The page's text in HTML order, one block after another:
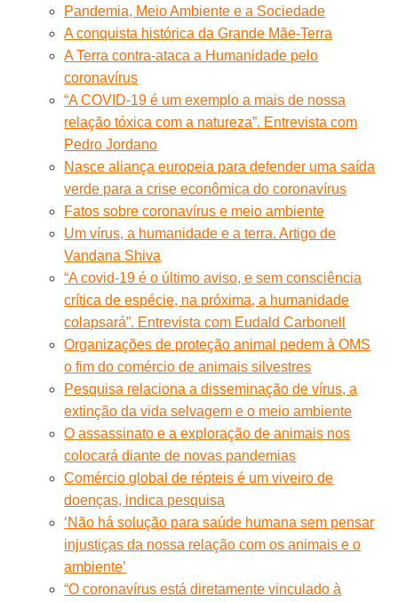
Pandemia, Meio Ambiente e a Sociedade
A conquista histórica da Grande Mãe-Terra
A Terra contra-ataca a Humanidade pelo
coronavírus
“A COVID-19 é um exemplo a mais de nossa
relação tóxica com a natureza”. Entrevista com
Pedro Jordano
Nasce aliança europeia para defender uma saída
verde para a crise econômica do coronavírus
Fatos sobre coronavírus e meio ambiente
Um vírus, a humanidade e a terra. Artigo de
Vandana Shiva
“A covid-19 é o último aviso, e sem consciência
crítica de espécie, na próxima, a humanidade
colapsará”. Entrevista com Eudald Carbonell
Organizações de proteção animal pedem à OMS
o fim do comércio de animais silvestres
Pesquisa relaciona a disseminação de vírus, a
extinção da vida selvagem e o meio ambiente
O assassinato e a exploração de animais nos
colocará diante de novas pandemias
Comércio global de répteis é um viveiro de
doenças, indica pesquisa
‘Não há solução para saúde humana sem pensar
injustiças da nossa relação com os animais e o
ambiente’
“O coronavírus está diretamente vinculado à